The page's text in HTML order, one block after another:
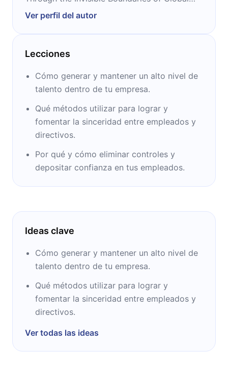
Business y profesora en INSED, una de las
importantes del mundo.
Ver perfil del autor
Lecciones
Cómo generar y mantener un alto nivel de
talento dentro de tu empresa.
Qué métodos utilizar para lograr y
fomentar la sinceridad entre empleados y
directivos.
Por qué y cómo eliminar controles y
depositar confianza en tus empleados.
Ideas clave
Cómo generar y mantener un alto nivel de
talento dentro de tu empresa.
Qué métodos utilizar para lograr y
fomentar la sinceridad entre empleados y
directivos.
Ver todas las ideas